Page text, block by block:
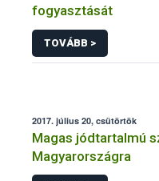
fogyasztását
TOVÁBB >
2017. július 20, csütörtök
Magas jódtartalmú
Magyarországra